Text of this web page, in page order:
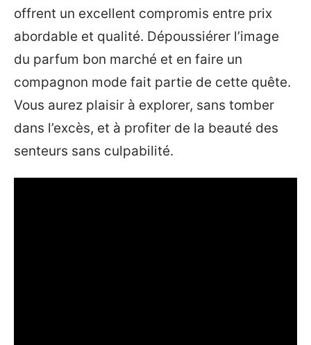
offrent un excellent compromis entre prix
abordable et qualité. Dépoussiérer l’image
du parfum bon marché et en faire un
compagnon mode fait partie de cette quête.
Vous aurez plaisir à explorer, sans tomber
dans l’excès, et à profiter de la beauté des
senteurs sans culpabilité.